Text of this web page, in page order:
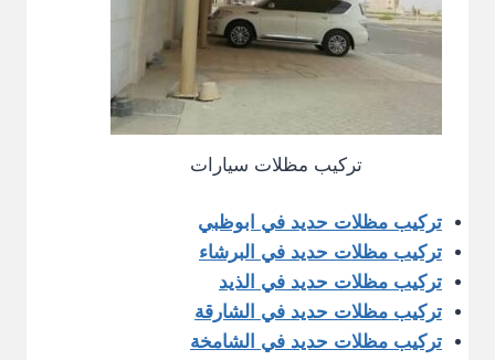
تركيب مظلات سيارات
تركيب مظلات حديد في ابوظبي
تركيب مظلات حديد في البرشاء
تركيب مظلات حديد في الذيد
تركيب مظلات حديد في الشارقة
تركيب مظلات حديد في الشامخة